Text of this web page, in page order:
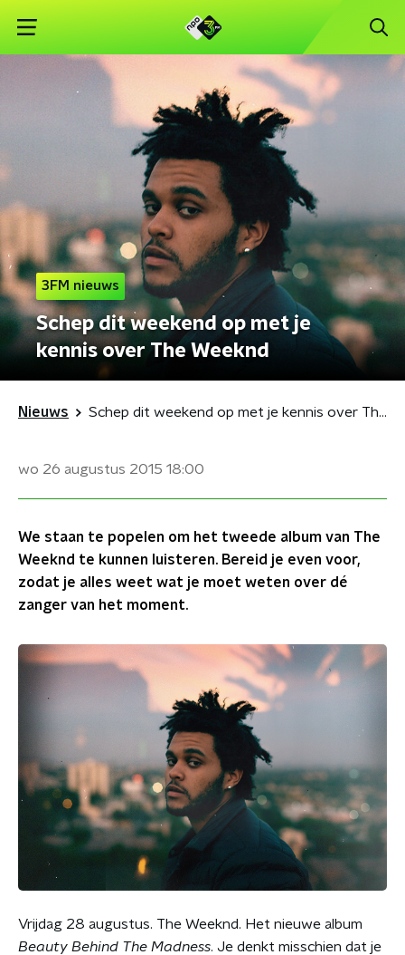
3FM nieuws
Schep dit weekend op met je
kennis over The Weeknd
Nieuws Schep dit weekend op met je kennis over The Weeknd
wo 26 augustus 2015 18:00
We staan te popelen om het tweede album van The
Weeknd te kunnen luisteren. Bereid je even voor,
zodat je alles weet wat je moet weten over dé
zanger van het moment.
Vrijdag 28 augustus. The Weeknd. Het nieuwe album
Beauty Behind The Madness. Je denkt misschien dat je